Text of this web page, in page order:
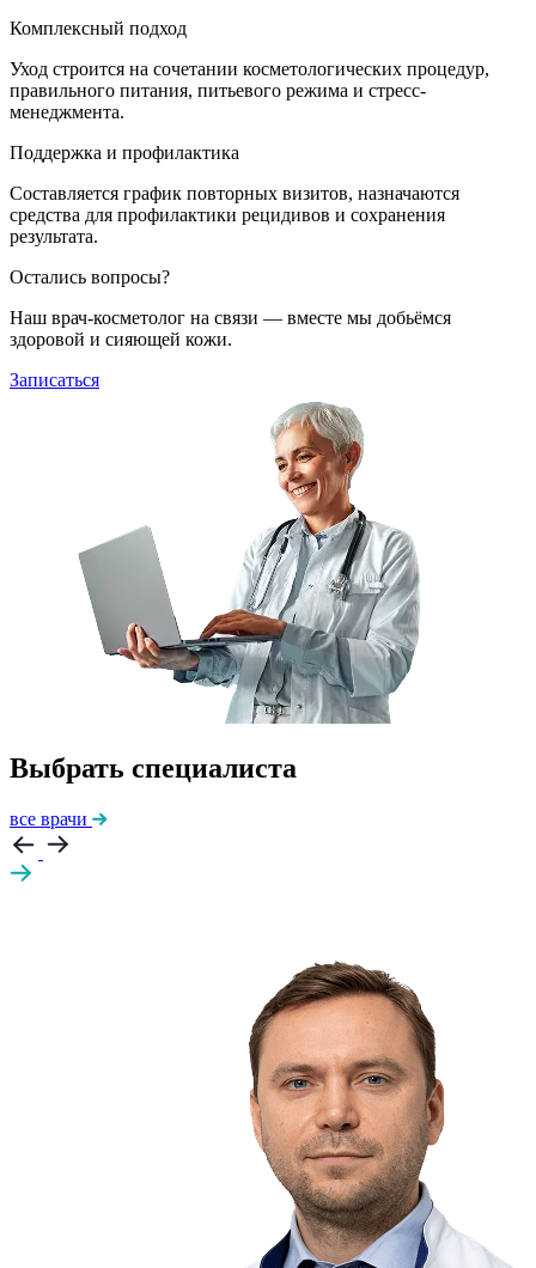
Комплексный подход
Уход строится на сочетании косметологических процедур,
правильного питания, питьевого режима и стресс-
менеджмента.
Поддержка и профилактика
Составляется график повторных визитов, назначаются
средства для профилактики рецидивов и сохранения
результата.
Остались вопросы?
Наш врач-косметолог на связи — вместе мы добьёмся
здоровой и сияющей кожи.
Записаться
Выбрать специалиста
все врачи